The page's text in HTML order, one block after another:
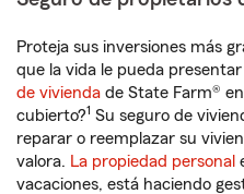
Proteja sus inversiones más
que la vida le pueda presentar
de vivienda de State Farm®
cubierto?1 Su seguro de
reparar o reemplazar su
valora. La propiedad personal
vacaciones, está haciendo